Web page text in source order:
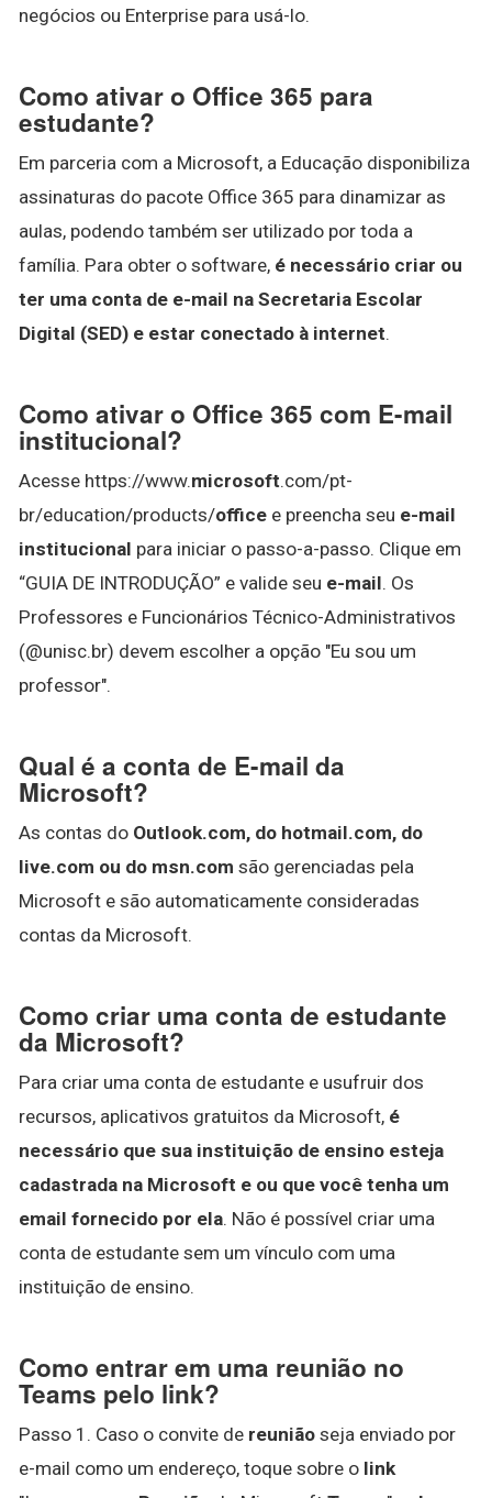
negócios ou Enterprise para usá-lo.
Como ativar o Office 365 para
estudante?
Em parceria com a Microsoft, a Educação disponibiliza
assinaturas do pacote Office 365 para dinamizar as
aulas, podendo também ser utilizado por toda a
família. Para obter o software, é necessário criar ou
ter uma conta de e-mail na Secretaria Escolar
Digital (SED) e estar conectado à internet.
Como ativar o Office 365 com E-mail
institucional?
Acesse https://www.microsoft.com/pt-
br/education/products/office e preencha seu e-mail
institucional para iniciar o passo-a-passo. Clique em
“GUIA DE INTRODUÇÃO” e valide seu e-mail. Os
Professores e Funcionários Técnico-Administrativos
(@unisc.br) devem escolher a opção "Eu sou um
professor".
Qual é a conta de E-mail da
Microsoft?
As contas do Outlook.com, do hotmail.com, do
live.com ou do msn.com são gerenciadas pela
Microsoft e são automaticamente consideradas
contas da Microsoft.
Como criar uma conta de estudante
da Microsoft?
Para criar uma conta de estudante e usufruir dos
recursos, aplicativos gratuitos da Microsoft, é
necessário que sua instituição de ensino esteja
cadastrada na Microsoft e ou que você tenha um
email fornecido por ela. Não é possível criar uma
conta de estudante sem um vínculo com uma
instituição de ensino.
Como entrar em uma reunião no
Teams pelo link?
Passo 1. Caso o convite de reunião seja enviado por
e-mail como um endereço, toque sobre o link